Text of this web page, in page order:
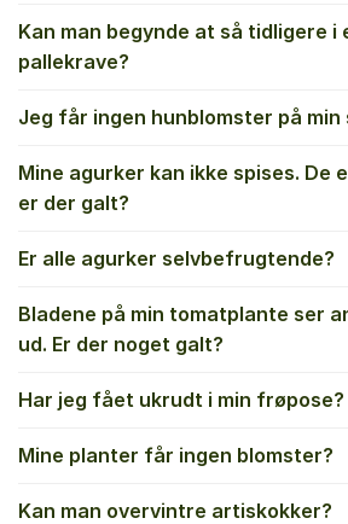
Kan man begynde at så tidligere i
pallekrave?
Jeg får ingen hunblomster på min
Mine agurker kan ikke spises. De
er der galt?
Er alle agurker selvbefrugtende?
Bladene på min tomatplante ser
ud. Er der noget galt?
Har jeg fået ukrudt i min frøpose?
Mine planter får ingen blomster?
Kan man overvintre artiskokker?